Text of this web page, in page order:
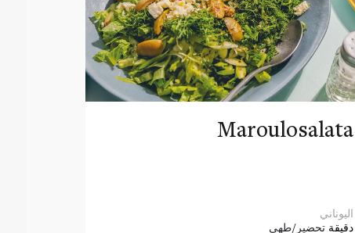
Maroulosalata
اليوناني
دقيقة تحضير/طهي